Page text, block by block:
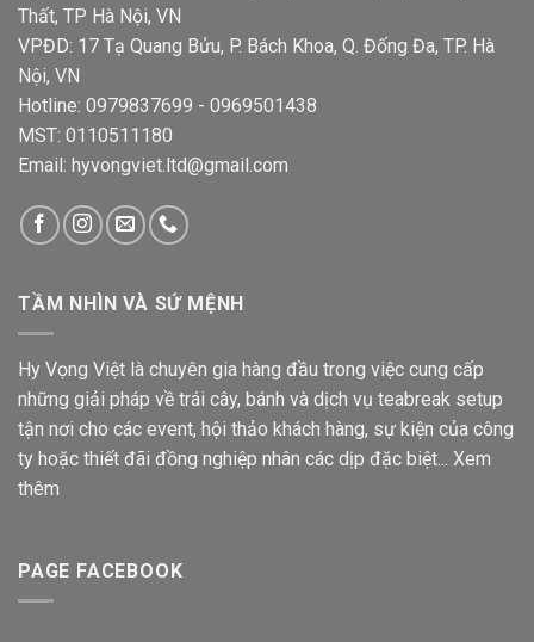
Thất, TP Hà Nội, VN
VPĐD: 17 Tạ Quang Bửu, P. Bách Khoa, Q. Đống Đa, TP. Hà
Nội, VN
Hotline: 0979837699 - 0969501438
MST: 0110511180
Email: hyvongviet.ltd@gmail.com
TẦM NHÌN VÀ SỨ MỆNH
Hy Vọng Việt là chuyên gia hàng đầu trong việc cung cấp
những giải pháp về trái cây, bánh và dịch vụ teabreak setup
tận nơi cho các event, hội thảo khách hàng, sự kiện của công
ty hoặc thiết đãi đồng nghiệp nhân các dịp đặc biệt... Xem
thêm
PAGE FACEBOOK